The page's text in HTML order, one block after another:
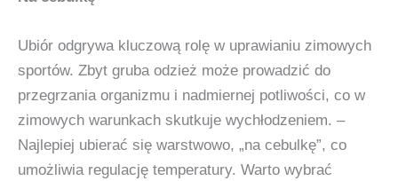
Ubiór odgrywa kluczową rolę w uprawianiu zimowych
sportów. Zbyt gruba odzież może prowadzić do
przegrzania organizmu i nadmiernej potliwości, co w
zimowych warunkach skutkuje wychłodzeniem. –
Najlepiej ubierać się warstwowo, „na cebulkę”, co
umożliwia regulację temperatury. Warto wybrać